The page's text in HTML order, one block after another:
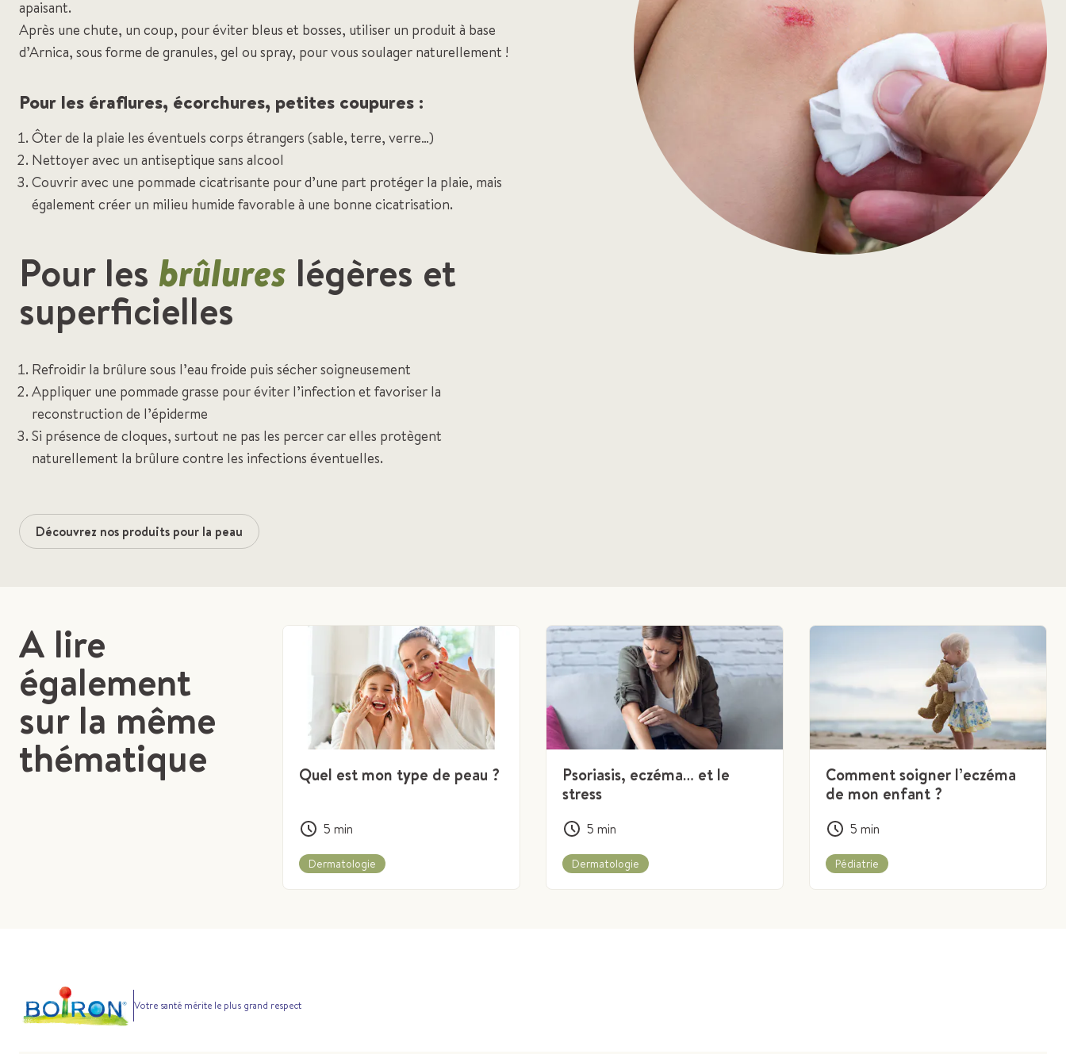
apaisant.
Après une chute, un coup, pour éviter bleus et bosses, utiliser un produit à base
d’Arnica, sous forme de granules, gel ou spray, pour vous soulager naturellement !
Pour les éraflures, écorchures, petites coupures :
Ôter de la plaie les éventuels corps étrangers (sable, terre, verre…)
Nettoyer avec un antiseptique sans alcool
Couvrir avec une pommade cicatrisante pour d’une part protéger la plaie, mais
également créer un milieu humide favorable à une bonne cicatrisation.
Pour les brûlures légères et
superficielles
Refroidir la brûlure sous l’eau froide puis sécher soigneusement
Appliquer une pommade grasse pour éviter l’infection et favoriser la
reconstruction de l’épiderme
Si présence de cloques, surtout ne pas les percer car elles protègent
naturellement la brûlure contre les infections éventuelles.
Découvrez nos produits pour la peau
A lire
également
sur la même
thématique Quel est mon type de peau ?
5 min
Dermatologie
Psoriasis, eczéma… et le
stress
5 min
Dermatologie
Comment soigner l’eczéma
de mon enfant ?
5 min
Pédiatrie
Votre santé mérite le plus grand respect